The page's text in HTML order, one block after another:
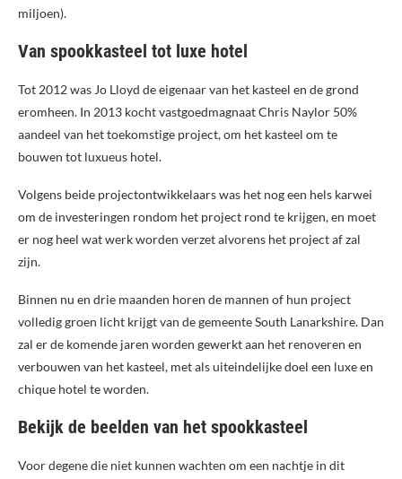
miljoen).
Van spookkasteel tot luxe hotel
Tot 2012 was Jo Lloyd de eigenaar van het kasteel en de grond
eromheen. In 2013 kocht vastgoedmagnaat Chris Naylor 50%
aandeel van het toekomstige project, om het kasteel om te
bouwen tot luxueus hotel.
Volgens beide projectontwikkelaars was het nog een hels karwei
om de investeringen rondom het project rond te krijgen, en moet
er nog heel wat werk worden verzet alvorens het project af zal
zijn.
Binnen nu en drie maanden horen de mannen of hun project
volledig groen licht krijgt van de gemeente South Lanarkshire. Dan
zal er de komende jaren worden gewerkt aan het renoveren en
verbouwen van het kasteel, met als uiteindelijke doel een luxe en
chique hotel te worden.
Bekijk de beelden van het spookkasteel
Voor degene die niet kunnen wachten om een nachtje in dit